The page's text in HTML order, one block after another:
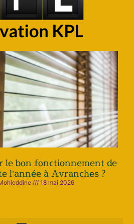
le bon fonctionnement de
l’année à Avranches ?
18 mai 2026